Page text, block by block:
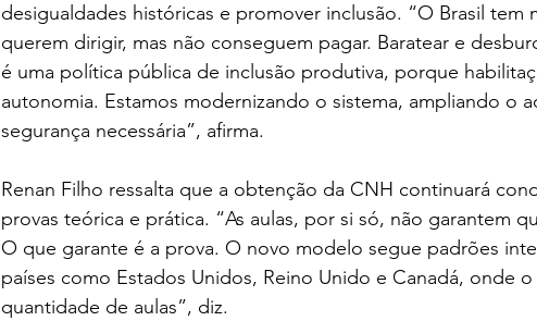
desigualdades históricas e promover inclusão. “O Brasil tem
querem dirigir, mas não conseguem pagar. Baratear e
é uma política pública de inclusão produtiva, porque
autonomia. Estamos modernizando o sistema, ampliando o
segurança necessária”, afirma.
Renan Filho ressalta que a obtenção da CNH continuará
provas teórica e prática. “As aulas, por si só, não garantem
O que garante é a prova. O novo modelo segue padrões
países como Estados Unidos, Reino Unido e Canadá, onde
quantidade de aulas”, diz.